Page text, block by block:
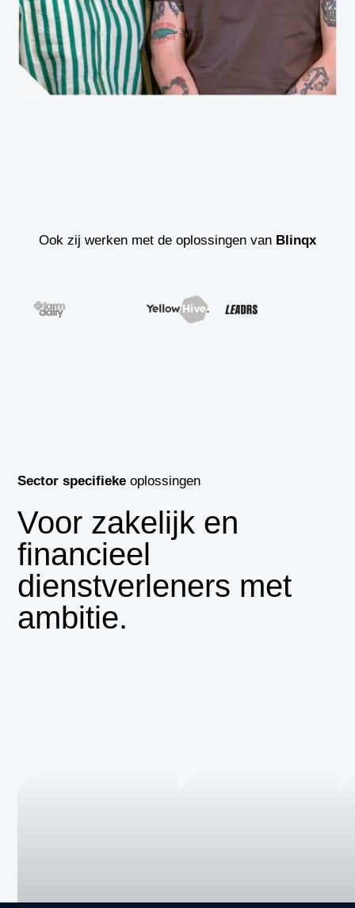
Ook zij werken met de oplossingen van Blinqx
Sector specifiekeoplossingen
Voor zakelijk en
financieel
dienstverleners met
ambitie.